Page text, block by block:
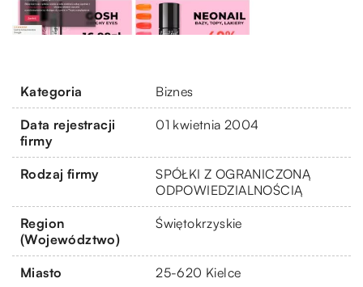
Kategoria Biznes
Data rejestracji
firmy
01 kwietnia 2004
Rodzaj firmy
SPÓŁKI Z OGRANICZONĄ
ODPOWIEDZIALNOŚCIĄ
Region
(Województwo)
Świętokrzyskie
Miasto 25-620 Kielce